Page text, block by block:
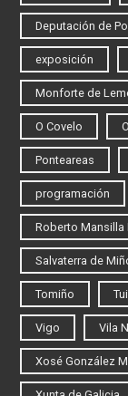
Deputación de
exposición
Monforte de
O Covelo
Ponteareas
programación
Roberto Mansilla
Salvaterra de
Tomiño Tui
Vigo Vila
Xosé González